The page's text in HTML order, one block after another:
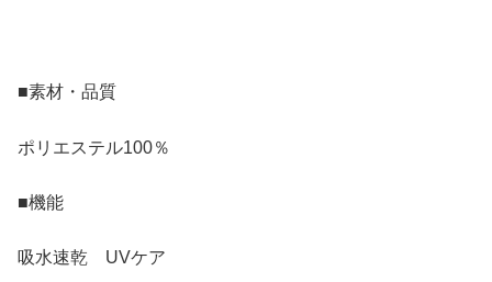
■素材・品質
ポリエステル100％
■機能
吸水速乾 UVケア